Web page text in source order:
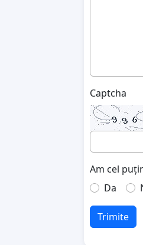
Captcha
Am cel
Da
Trimite